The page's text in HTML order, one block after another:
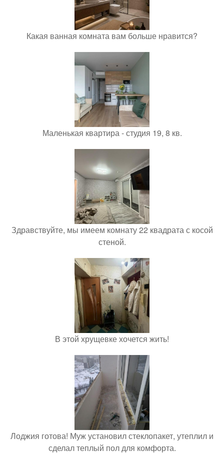
Какая ванная комната вам больше нравится?
Маленькая квартира - студия 19, 8 кв.
Здравствуйте, мы имеем комнату 22 квадрата с косой
стеной.
В этой хрущевке хочется жить!
Лоджия готова! Муж установил стеклопакет, утеплил и
сделал теплый пол для комфорта.